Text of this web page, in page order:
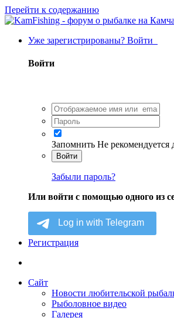
Перейти к содержанию
Уже зарегистрированы? Войти
Войти
Запомнить Не
Войти
Забыли пароль?
Или войти с помощью одного из
Регистрация
Сайт
Новости любительской
Рыболовное видео
Галерея